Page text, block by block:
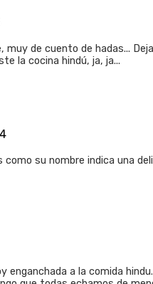
muy de cuento de hadas...
la cocina hindú, ja, ja...
su nombre indica una
enganchada a la comida